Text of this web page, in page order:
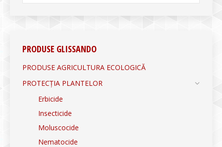
PRODUSE GLISSANDO
PRODUSE AGRICULTURA ECOLOGICĂ
PROTECȚIA PLANTELOR
Erbicide
Insecticide
Moluscocide
Nematocide